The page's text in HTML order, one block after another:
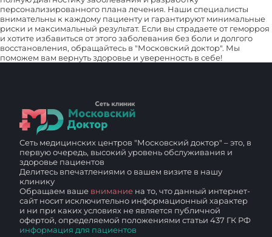
персонализированного плана лечения. Наши специалисты
внимательны к каждому пациенту и гарантируют минимальные
риски и максимальный результат. Если вы страдаете от геморроя
и хотите избавиться от этого заболевания без боли и долгого
восстановления, обращайтесь в "Московский доктор". Мы
поможем вам вернуть здоровье и уверенность в себе!
Сеть медицинских центров "Московский доктор" – это, в
первую очередь, высокий уровень обслуживания и
здоровье пациентов
Делитесь впечатлениями о вашем визите в нашу
клинику
Обращаем ваше внимание на то, что данный интернет-
сайт носит исключительно информационный характер
и ни при каких условиях не является публичной
офертой, определяемой положениями статьи 437 ГК РФ
информация для пациентов